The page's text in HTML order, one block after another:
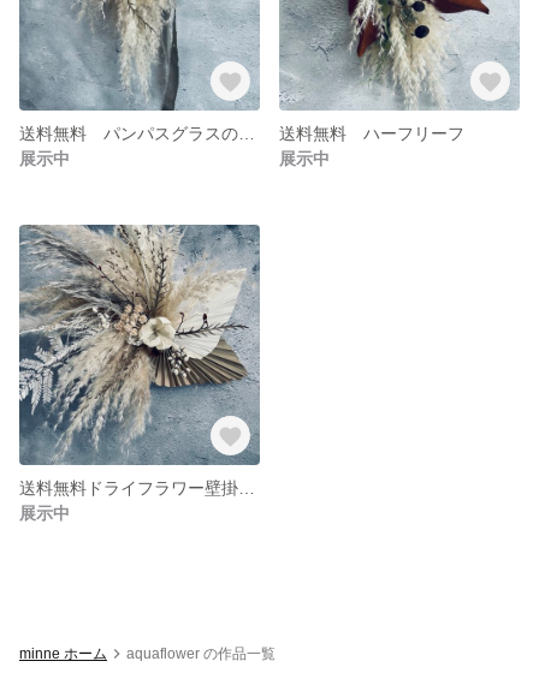
展示中
送料無料 ハーフリーフ
展示中
展示中
minne ホーム aquaflower の作品一覧